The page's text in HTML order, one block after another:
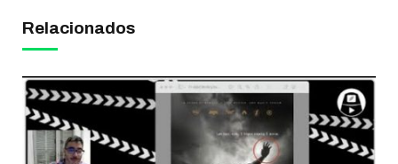
Relacionados